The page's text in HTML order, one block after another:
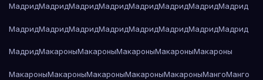
МадридМадридМадридМадридМадридМадридМадридМадрид
МадридМадридМадридМадридМадридМадридМадридМадрид
МадридМакароныМакароныМакароныМакароныМакароны
МакароныМакароныМакароныМакароныМакароныМангоМанго